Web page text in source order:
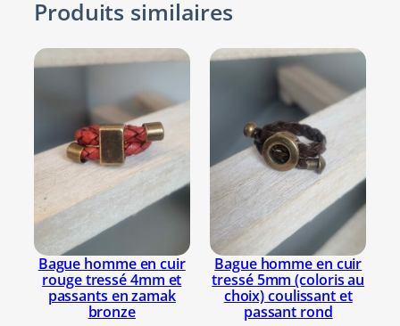
m
e
d
d
a
B
r
o
Attributs
Valeur
Bronze,
Marron
Taille
bague
55-56, 57-58,
59-60, 61-62,
63-64, 65-66,
67-68, 69-70,
71-72, 73-74,
75-76
Produits similaires
Bague homme en cuir
rouge tressé 4mm et
passants en zamak
bronze
Bague homme en cuir
tressé 5mm (coloris au
choix) coulissant et
passant rond